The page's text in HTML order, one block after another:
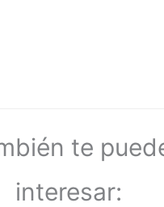
te
interesar: